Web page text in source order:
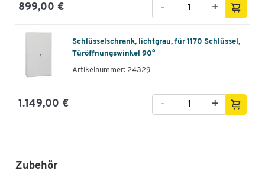
899,00 € +
-
Schlüsselschrank, lichtgrau, für 1170 Schlüssel,
Türöffnungswinkel 90°
Artikelnummer: 24329
1.149,00 € +
-
Zubehör